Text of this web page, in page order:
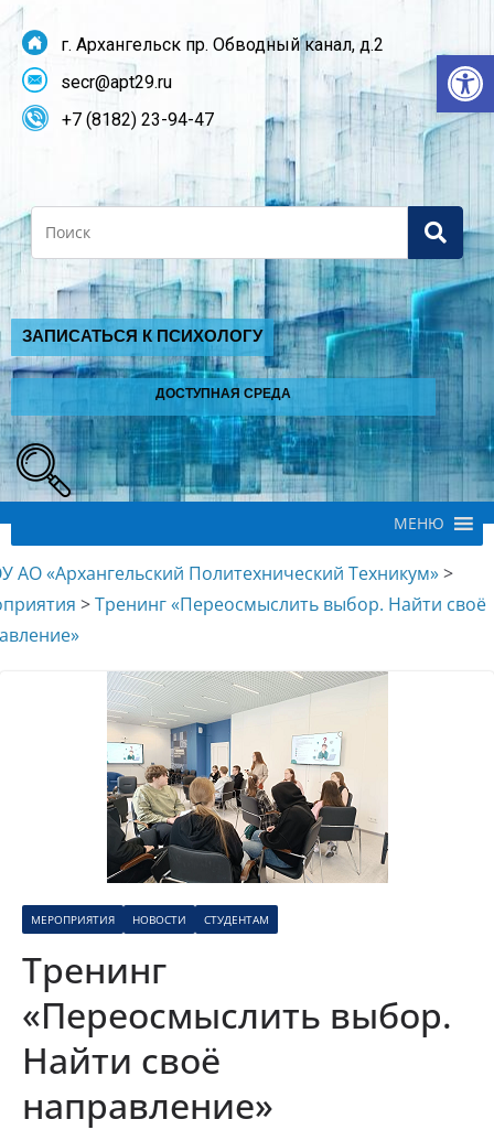
г. Архангельск пр. Обводный канал, д.2
secr@apt29.ru
+7 (8182) 23-94-47
Search
ЗАПИСАТЬСЯ К ПСИХОЛОГУ
ДОСТУПНАЯ СРЕДА
МЕНЮ
АО «Архангельский Политехнический Техникум»>
>Тренинг «Переосмыслить выбор. Найти своё
МЕРОПРИЯТИЯ НОВОСТИ СТУДЕНТАМ
Тренинг
«Переосмыслить выбор.
Найти своё
направление»